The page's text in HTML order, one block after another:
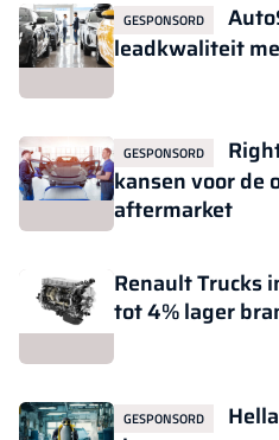
GESPONSORD
leadkwaliteit
GESPONSORD
kansen voor de
aftermarket
Renault Trucks
tot 4% lager
GESPONSORD